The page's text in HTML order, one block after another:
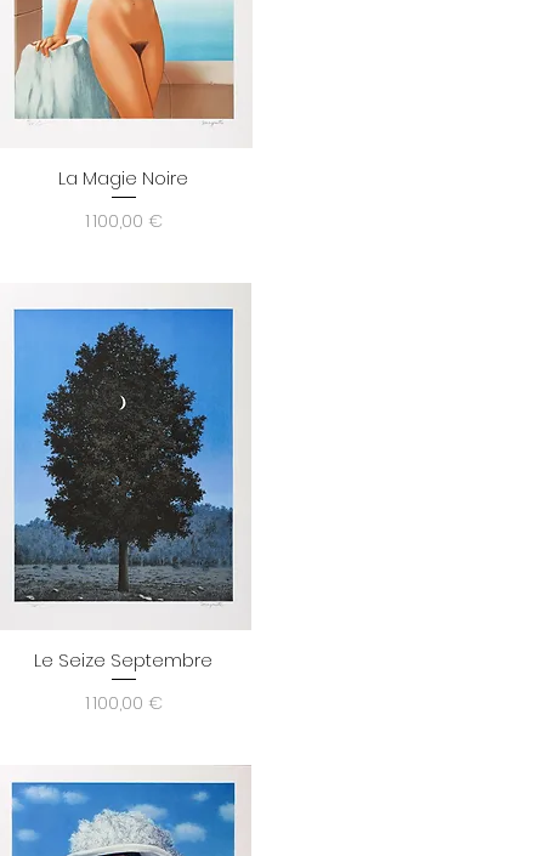
Aperçu rapide
La Magie Noire
Prix
1 100,00 €
Aperçu rapide
Le Seize Septembre
Prix
1 100,00 €